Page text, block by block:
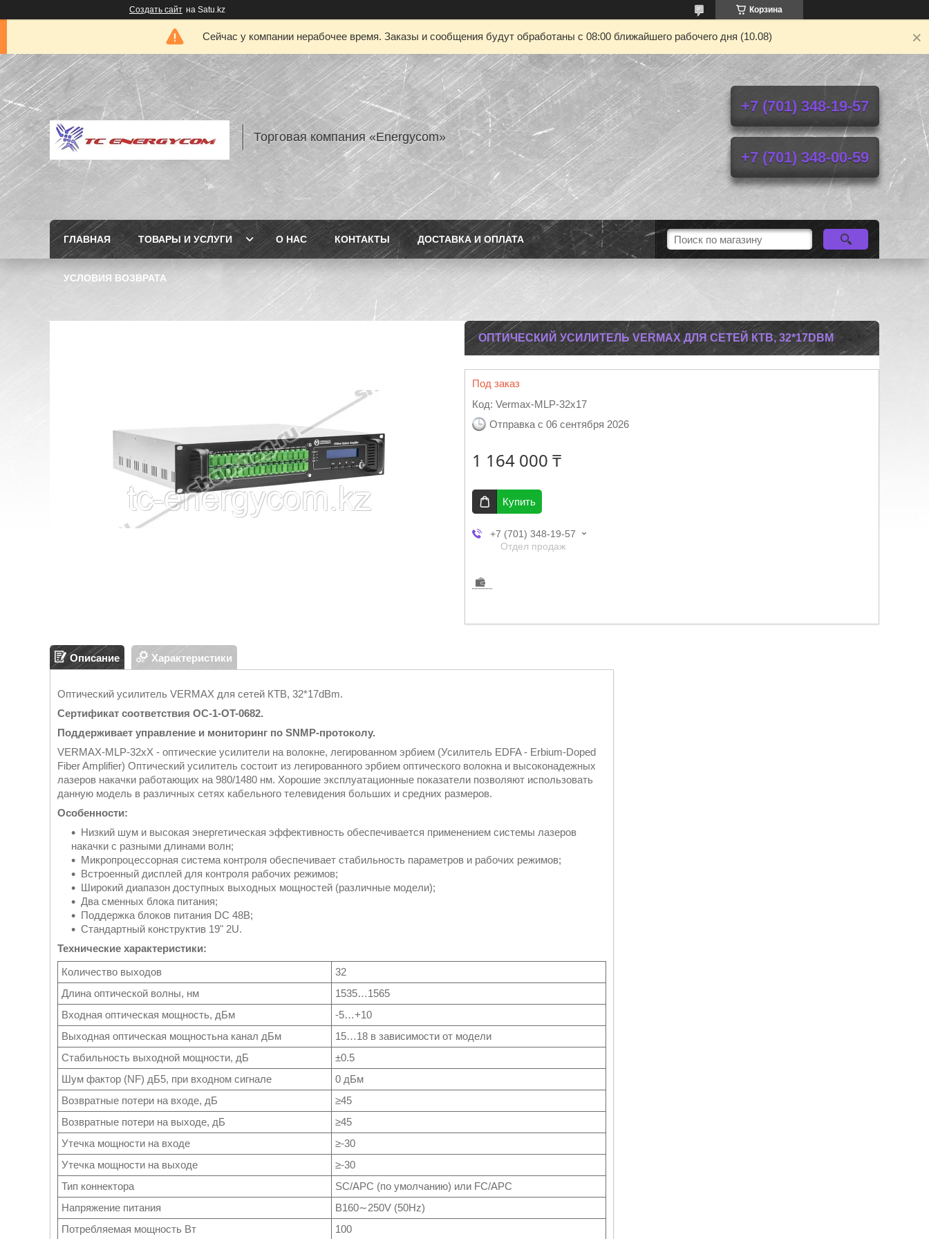
Создать сайт на Satu.kz Корзина
Сейчас у компании нерабочее время. Заказы и сообщения будут обработаны с 08:00 ближайшего рабочего дня (10.08)
Торговая компания «Energycom»
+7 (701) 348-19-57
+7 (701) 348-00-59
ГЛАВНАЯ ТОВАРЫ И УСЛУГИ О НАС КОНТАКТЫ ДОСТАВКА И ОПЛАТА
УСЛОВИЯ ВОЗВРАТА
ОПТИЧЕСКИЙ УСИЛИТЕЛЬ VERMAX ДЛЯ СЕТЕЙ КТВ, 32*17DBM
Под заказ
Код: Vermax-MLP-32x17
Отправка с 06 сентября 2026
1 164 000 ₸
Купить
+7 (701) 348-19-57
Отдел продаж
Описание Характеристики
Оптический усилитель VERMAX для сетей КТВ, 32*17dBm.
Сертификат соответствия OC-1-OT-0682.
Поддерживает управление и мониторинг по SNMP-протоколу.
VERMAX-MLP-32xX - оптические усилители на волокне, легированном эрбием (Усилитель EDFA - Erbium-Doped
Fiber Amplifier) Оптический усилитель состоит из легированного эрбием оптического волокна и высоконадежных
лазеров накачки работающих на 980/1480 нм. Хорошие эксплуатационные показатели позволяют использовать
данную модель в различных сетях кабельного телевидения больших и средних размеров.
Особенности:
Низкий шум и высокая энергетическая эффективность обеспечивается применением системы лазеров
накачки с разными длинами волн;
Микропроцессорная система контроля обеспечивает стабильность параметров и рабочих режимов;
Встроенный дисплей для контроля рабочих режимов;
Широкий диапазон доступных выходных мощностей (различные модели);
Два сменных блока питания;
Поддержка блоков питания DC 48В;
Стандартный конструктив 19" 2U.
Технические характеристики:
Количество выходов
32
Длина оптической волны, нм
1535…1565
Входная оптическая мощность, дБм
-5…+10
Выходная оптическая мощностьна канал дБм
15…18 в зависимости от модели
Стабильность выходной мощности, дБ
±0.5
Шум фактор (NF) дБ5, при входном сигнале
0 дБм
Возвратные потери на входе, дБ
≥45
Возвратные потери на выходе, дБ
≥45
Утечка мощности на входе
≥-30
Утечка мощности на выходе
≥-30
Тип коннектора
SC/APC (по умолчанию) или FC/APC
Напряжение питания
В160∼250V (50Hz)
Потребляемая мощность Вт
100